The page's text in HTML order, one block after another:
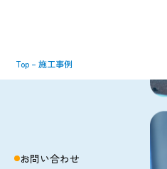
Top –施工事例
お問い合わせ